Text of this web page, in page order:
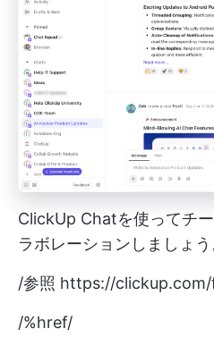
ClickUp Chatを使ってチ
ラボレーションしましょう
/参照 https://
/%href/